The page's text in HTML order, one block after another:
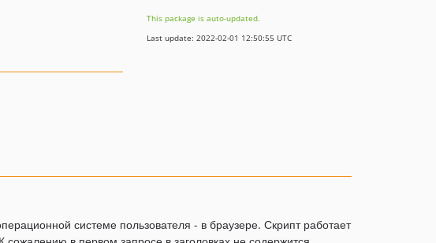
This package is auto-updated.
Last update: 2022-02-01 12:50:55 UTC
системе пользователя - в браузере. Скрипт работает